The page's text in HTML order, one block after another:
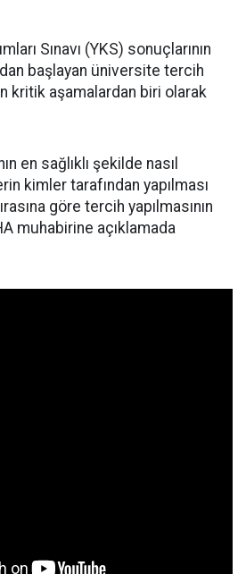
Sınavı (YKS) sonuçlarının
başlayan üniversite tercih
kritik aşamalardan biri olarak
en sağlıklı şekilde nasıl
kimler tarafından yapılması
göre tercih yapılmasının
muhabirine açıklamada